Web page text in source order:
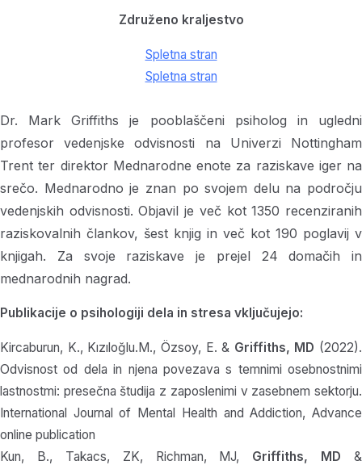
Združeno kraljestvo
Spletna stran
Spletna stran
Dr. Mark Griffiths je pooblaščeni psiholog in ugledni
profesor vedenjske odvisnosti na Univerzi Nottingham
Trent ter direktor Mednarodne enote za raziskave iger na
srečo. Mednarodno je znan po svojem delu na področju
vedenjskih odvisnosti. Objavil je več kot 1350 recenziranih
raziskovalnih člankov, šest knjig in več kot 190 poglavij v
knjigah. Za svoje raziskave je prejel 24 domačih in
mednarodnih nagrad.
Publikacije o psihologiji dela in stresa vključujejo:
Kircaburun, K., Kızıloğlu.M., Özsoy, E. & Griffiths, MD (2022).
Odvisnost od dela in njena povezava s temnimi osebnostnimi
lastnostmi: presečna študija z zaposlenimi v zasebnem sektorju.
International Journal of Mental Health and Addiction, Advance
online publication
Kun, B., Takacs, ZK, Richman, MJ, Griffiths, MD &